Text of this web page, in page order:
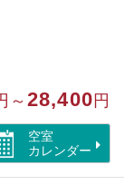
～28,400 円
空室
カレンダー